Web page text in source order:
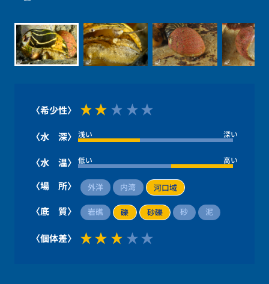
〈希少性〉
〈水 深〉 浅い 深い
〈水 温〉 低い 高い
〈場 所〉 外洋 内湾 河口域
〈底 質〉 岩礁 礫 砂礫 砂 泥
〈個体差〉